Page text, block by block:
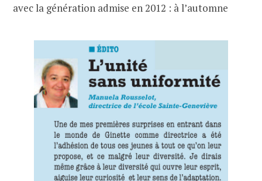
avec la génération admise en 2012 : à l’automne